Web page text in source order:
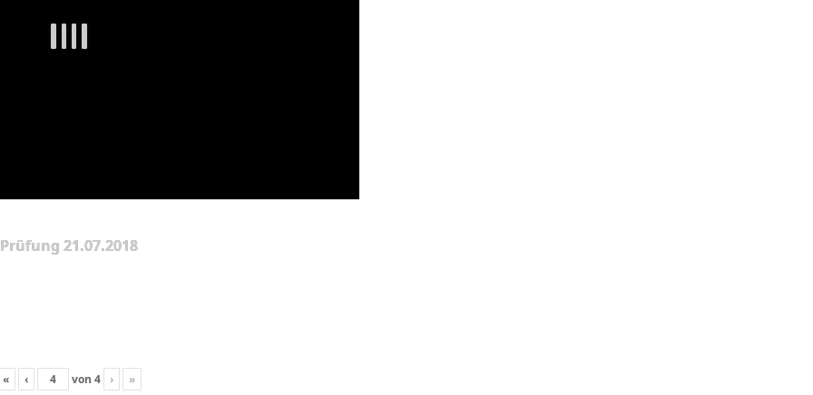
Prüfung 21.07.2018
« ‹ von4 › »